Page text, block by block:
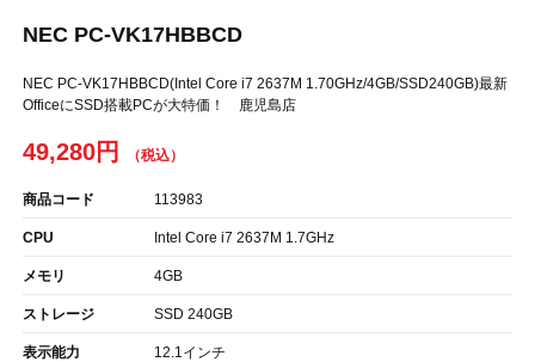
NEC PC-VK17HBBCD
NEC PC-VK17HBBCD(Intel Core i7 2637M 1.70GHz/4GB/SSD240GB)最新
OfficeにSSD搭載PCが大特価！ 鹿児島店
49,280円
商品コード 113983
CPU Intel Core i7 2637M 1.7GHz
メモリ 4GB
ストレージ SSD 240GB
表示能力 12.1インチ